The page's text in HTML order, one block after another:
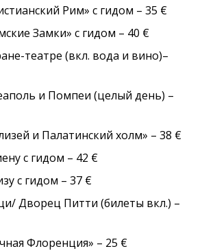
Рим» с гидом – 35 €
Замки» с гидом – 40 €
театре (вкл. вода и вино)–
и Помпеи (целый день) –
и Палатинский холм» – 38 €
с гидом – 42 €
с гидом – 37 €
Дворец Питти (билеты вкл.) –
Флоренция» – 25 €